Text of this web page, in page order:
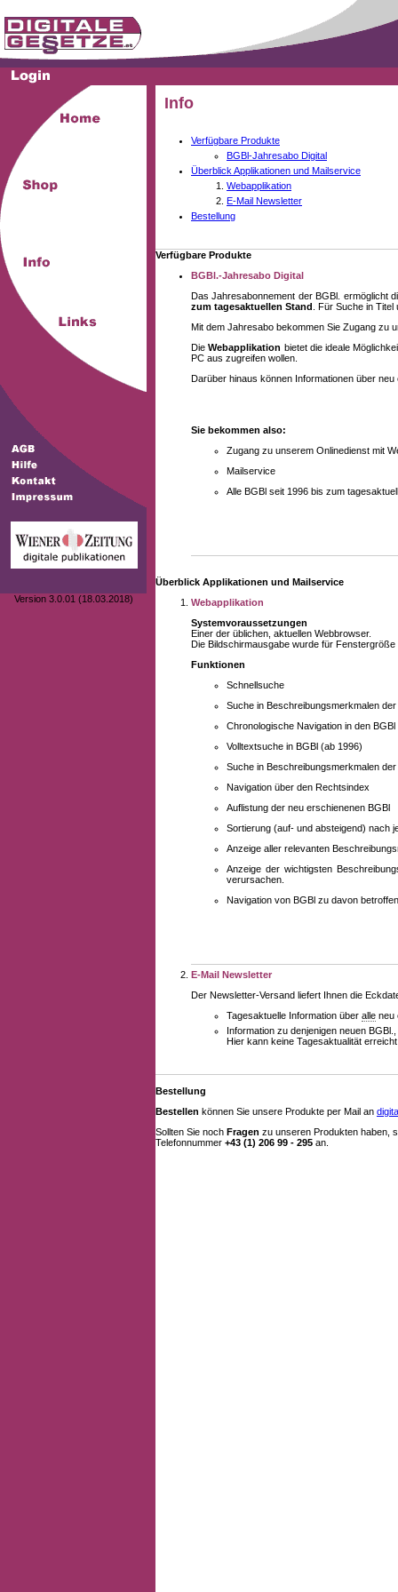
Version 3.0.01 (18.03.2018)
Info
Verfügbare Produkte
BGBl-Jahresabo Digital
Überblick Applikationen und Mailservice
Webapplikation
E-Mail Newsletter
Bestellung
Verfügbare Produkte
BGBl.-Jahresabo Digital
Das Jahresabonnement der BGBl. ermöglicht
zum tagesaktuellen Stand . Für Suche in
Mit dem Jahresabo bekommen Sie Zugang zu
DieWebapplikation bietet die ideale
PC aus zugreifen wollen.
Darüber hinaus können Informationen über
Sie bekommen also:
Zugang zu unserem Onlinedienst mit
Mailservice
Alle BGBl seit 1996 bis zum
Überblick Applikationen und Mailservice
Webapplikation
Systemvoraussetzungen
Einer der üblichen, aktuellen Webbrowser.
Die Bildschirmausgabe wurde für
Funktionen
Schnellsuche
Suche in Beschreibungsmerkmalen
Chronologische Navigation in den BGBl
Volltextsuche in BGBl (ab 1996)
Suche in Beschreibungsmerkmalen
Navigation über den Rechtsindex
Auflistung der neu erschienenen BGBl
Sortierung (auf- und absteigend) nach
Anzeige aller relevanten
Anzeige der wichtigsten
verursachen.
Navigation von BGBl zu davon
E-Mail Newsletter
Der Newsletter-Versand liefert Ihnen die
Tagesaktuelle Information über alle neu
Information zu denjenigen neuen
Hier kann keine Tagesaktualität
Bestellung
Bestellen können Sie unsere Produkte per Mail an
Sollten Sie noch Fragen zu unseren Produkten haben,
Telefonnummer +43 (1) 206 99 - 295 an.